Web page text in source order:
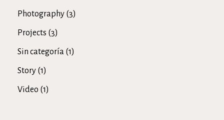
Photography (3)
Projects (3)
Sin categoría (1)
Story (1)
Video (1)